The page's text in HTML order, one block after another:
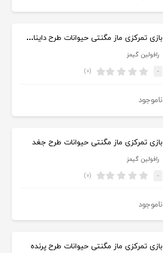
بازی تمرکزی ماز مگنتی حیوانات طرح دایناسور سبز
رافولین گیمز
- (۰)
ناموجود
بازی تمرکزی ماز مگنتی حیوانات طرح جغد
رافولین گیمز
- (۰)
ناموجود
بازی تمرکزی ماز مگنتی حیوانات طرح پرنده